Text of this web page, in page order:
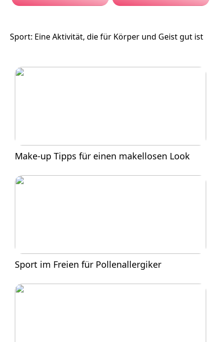
Sport: Eine Aktivität, die für Körper und Geist gut ist
Make-up Tipps für einen makellosen Look
Sport im Freien für Pollenallergiker